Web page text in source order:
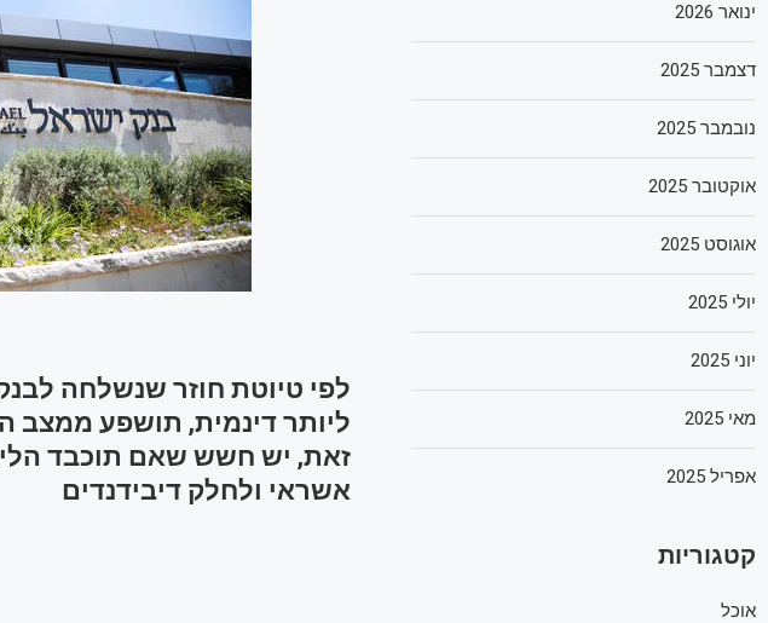
לפי טיוטת חוזר שנשלחה
ליותר דינמית, תושפע ממצב
זאת, יש חשש שאם תוכבד
אשראי ולחלק דיבידנדים
ינואר 2026
דצמבר 2025
נובמבר 2025
אוקטובר 2025
אוגוסט 2025
יולי 2025
יוני 2025
מאי 2025
אפריל 2025
קטגוריות
אוכל